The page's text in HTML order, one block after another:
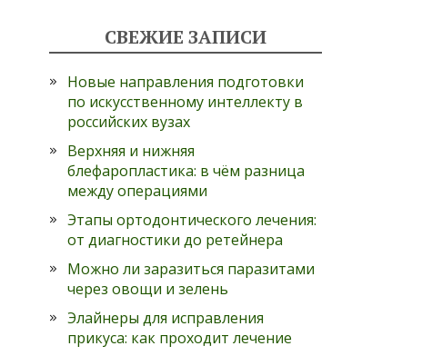
СВЕЖИЕ ЗАПИСИ
Новые направления подготовки
по искусственному интеллекту в
российских вузах
Верхняя и нижняя
блефаропластика: в чём разница
между операциями
Этапы ортодонтического лечения:
от диагностики до ретейнера
Можно ли заразиться паразитами
через овощи и зелень
Элайнеры для исправления
прикуса: как проходит лечение